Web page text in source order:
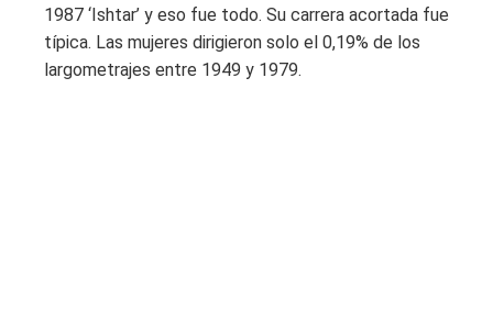
1987 ‘Ishtar’ y eso fue todo. Su carrera acortada fue
típica. Las mujeres dirigieron solo el 0,19% de los
largometrajes entre 1949 y 1979.